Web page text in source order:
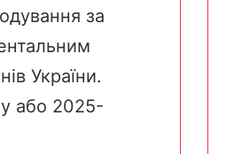
за
України.
або 2025-